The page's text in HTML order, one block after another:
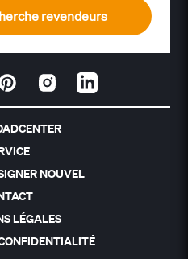
revendeurs
NOUVEL
LÉGALES